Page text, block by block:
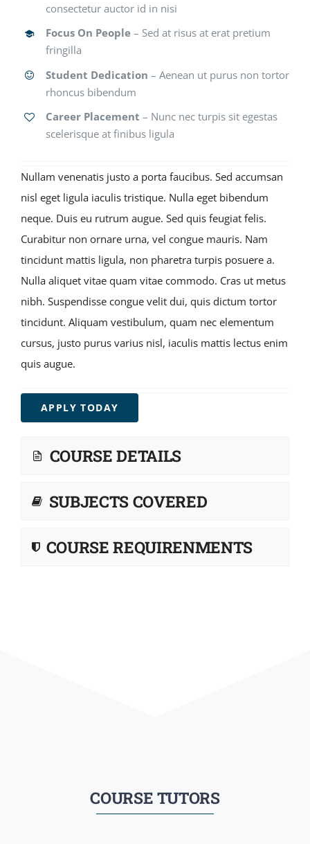
consectetur auctor id in nisi
Focus On People – Sed at risus at erat pretium
fringilla
Student Dedication – Aenean ut purus non tortor
rhoncus bibendum
Career Placement – Nunc nec turpis sit egestas
scelerisque at finibus ligula
Nullam venenatis justo a porta faucibus. Sed accumsan
nisl eget ligula iaculis tristique. Nulla eget bibendum
neque. Duis eu rutrum augue. Sed quis feugiat felis.
Curabitur non ornare urna, vel congue mauris. Nam
tincidunt mattis ligula, non pharetra turpis posuere a.
Nulla aliquet vitae quam vitae commodo. Cras ut metus
nibh. Suspendisse congue velit dui, quis dictum tortor
tincidunt. Aliquam vestibulum, quam nec elementum
cursus, justo purus varius nisl, iaculis mattis lectus enim
quis augue.
APPLY TODAY
COURSE DETAILS
SUBJECTS COVERED
COURSE REQUIRENMENTS
COURSE TUTORS